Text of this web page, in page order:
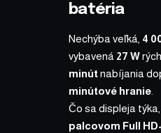
batéria
Nechýba veľká, 4
vybavená 27 W
minútnabíjania
minútové hranie.
Čo sa displeja
palcovom Full